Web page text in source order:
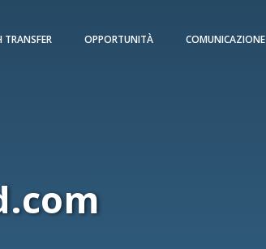
TRANSFER OPPORTUNITÀ COMUNICAZIONE